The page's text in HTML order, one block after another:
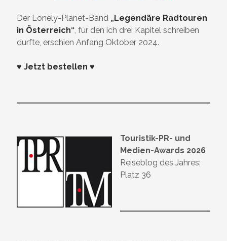
Der Lonely-Planet-Band „Legendäre Radtouren
in Österreich“, für den ich drei Kapitel schreiben
durfte, erschien Anfang Oktober 2024.
♥ Jetzt bestellen ♥
Touristik-PR- und
Medien-Awards 2026
Reiseblog des Jahres:
Platz 36